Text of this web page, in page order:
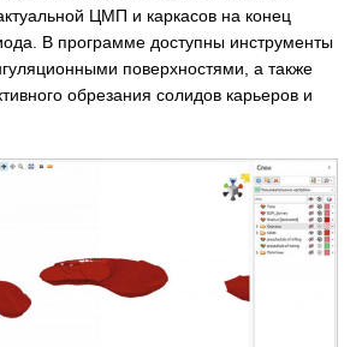
ЦМП и каркасов на конец
В программе доступны инструменты
поверхностями, а также
обрезания солидов карьеров и